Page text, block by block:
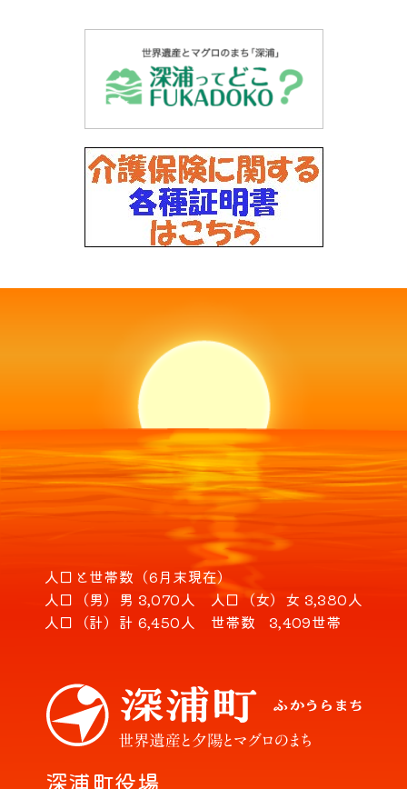
深浦町役場
人口と世帯数（6月末現在）
人口（男） 男 3,070人 人口（女） 女 3,380人
人口（計） 計 6,450人 世帯数 3,409世帯